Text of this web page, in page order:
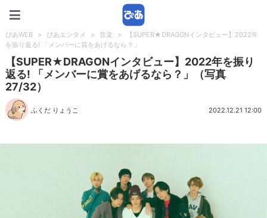
ぴあWEB > ぴあエンタメ > 音楽 >
【SUPER★DRAGONインタビュー】2022年
を振り返る! 「メンバーに賞をあげるなら？」
【SUPER★DRAGONインタビュー】2022年を振り
返る! 「メンバーに賞をあげるなら？」（写真
27/32）
ふくだ りょうこ 2022.12.21 12:00